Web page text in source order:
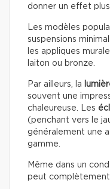
donner un effet
Les modèles
suspensions
les appliques
laiton ou bronze.
Par ailleurs, la
souvent une
chaleureuse. Les
(penchant vers le
généralement une
gamme.
Même dans un
peut complètement